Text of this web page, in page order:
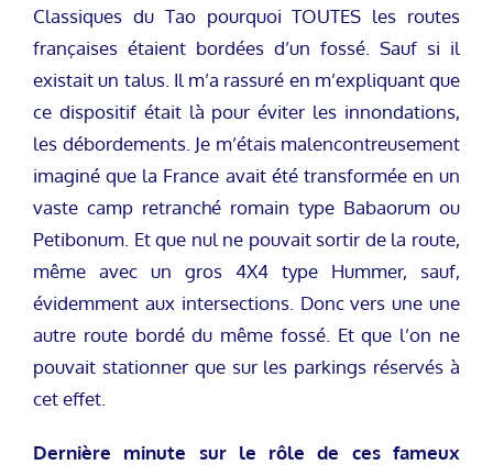
Classiques du Tao pourquoi TOUTES les routes
françaises étaient bordées d’un fossé. Sauf si il
existait un talus. Il m’a rassuré en m’expliquant que
ce dispositif était là pour éviter les innondations,
les débordements. Je m’étais malencontreusement
imaginé que la France avait été transformée en un
vaste camp retranché romain type Babaorum ou
Petibonum. Et que nul ne pouvait sortir de la route,
même avec un gros 4X4 type Hummer, sauf,
évidemment aux intersections. Donc vers une une
autre route bordé du même fossé. Et que l’on ne
pouvait stationner que sur les parkings réservés à
cet effet.
Dernière minute sur le rôle de ces fameux